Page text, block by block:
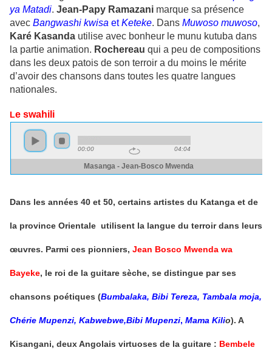
ya Matadi. Jean-Papy Ramazani marque sa présence
avec Bangwashi kwisa etKeteke. Dans Muwoso muwoso,
Karé Kasanda utilise avec bonheur le munu kutuba dans
la partie animation. Rochereau qui a peu de compositions
dans les deux patois de son terroir a du moins le mérite
d’avoir des chansons dans toutes les quatre langues
nationales.
Le swahili
Dans les années 40 et 50, certains artistes du Katanga et de
la province Orientale utilisent la langue du terroir dans leurs
œuvres. Parmi ces pionniers, Jean Bosco Mwenda wa
Bayeke, le roi de la guitare sèche, se distingue par ses
chansons poétiques (Bumbalaka, Bibi Tereza, Tambala moja,
Chérie Mupenzi, Kabwebwe,Bibi Mupenzi, Mama Kilio). A
Kisangani, deux Angolais virtuoses de la guitare : Bembele